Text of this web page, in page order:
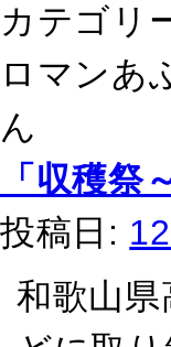
カテゴリ
ロマンあ
ん
「収穫
投稿日:
和歌山